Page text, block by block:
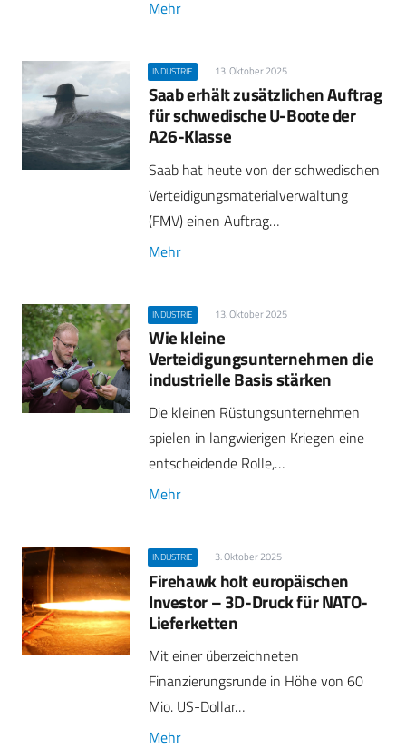
Mehr
INDUSTRIE 13. Oktober 2025
Saab erhält zusätzlichen Auftrag
für schwedische U-Boote der
A26-Klasse
Saab hat heute von der schwedischen
Verteidigungsmaterialverwaltung
(FMV) einen Auftrag…
Mehr
INDUSTRIE 13. Oktober 2025
Wie kleine
Verteidigungsunternehmen die
industrielle Basis stärken
Die kleinen Rüstungsunternehmen
spielen in langwierigen Kriegen eine
entscheidende Rolle,…
Mehr
INDUSTRIE 3. Oktober 2025
Firehawk holt europäischen
Investor – 3D-Druck für NATO-
Lieferketten
Mit einer überzeichneten
Finanzierungsrunde in Höhe von 60
Mio. US-Dollar…
Mehr